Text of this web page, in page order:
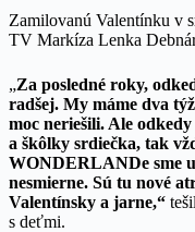
Zamilovanú Valentínku v
TV Markíza Lenka
„Za posledné roky,
radšej. My máme dva
moc neriešili. Ale
a škôlky srdiečka, tak
WONDERLANDe sme
nesmierne. Sú tu nové
Valentínsky a jarne,“
s deťmi.